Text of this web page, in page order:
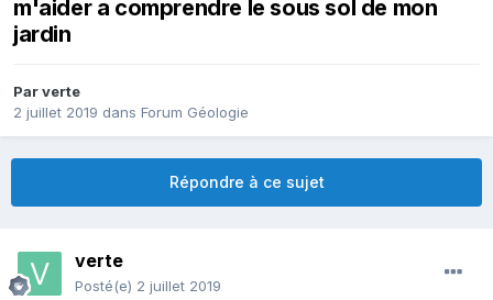
m'aider a comprendre le sous sol de mon
jardin
Parverte
2 juillet 2019 dans Forum Géologie
Répondre à ce sujet
verte
Posté(e) 2 juillet 2019